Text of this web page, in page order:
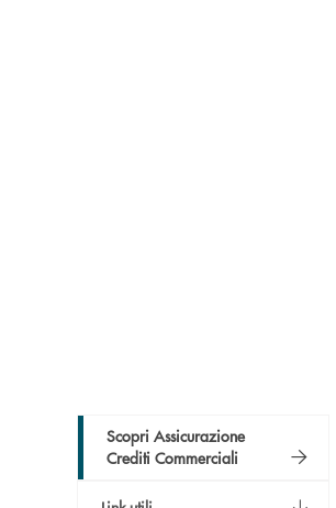
Scopri Assicurazione
Crediti Commerciali